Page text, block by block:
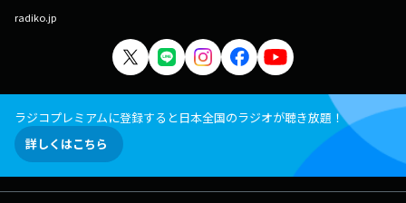
radiko.jp
ラジコプレミアムに登録すると日本全国のラジオが聴き放題！
詳しくはこちら